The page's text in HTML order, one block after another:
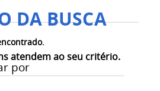
DA BUSCA
atendem ao seu critério.
por